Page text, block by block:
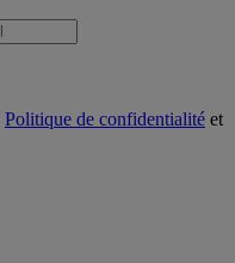
Politique de confidentialité et